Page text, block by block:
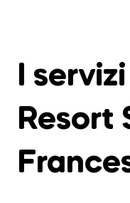
I
Resort